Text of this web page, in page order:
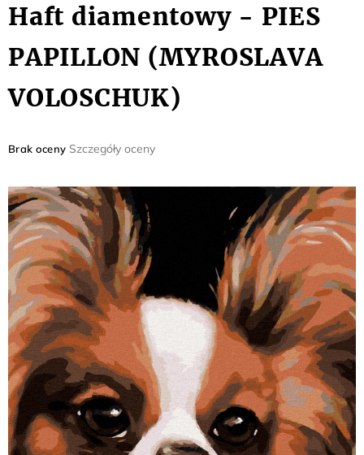
Haft diamentowy - PIES
PAPILLON (MYROSLAVA
VOLOSCHUK)
Średnia
wynosi
0,0
na
5
gwiazdek.
Brak oceny Szczegóły oceny